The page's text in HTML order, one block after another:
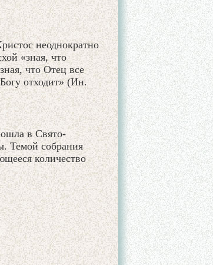
неоднократно
«зная, что
что Отец все
отходит» (Ин.
в Свято-
Темой собрания
количество